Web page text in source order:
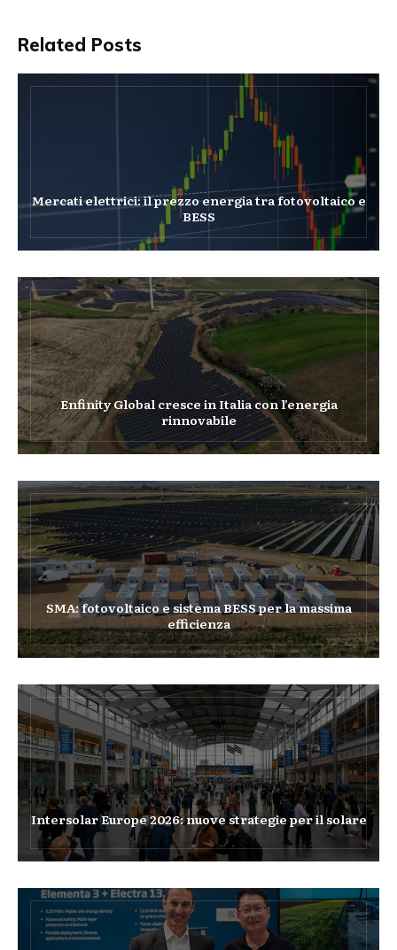
Related Posts
Mercati elettrici: il prezzo energia tra fotovoltaico e
BESS
Enfinity Global cresce in Italia con l’energia
rinnovabile
SMA: fotovoltaico e sistema BESS per la massima
efficienza
Intersolar Europe 2026: nuove strategie per il solare